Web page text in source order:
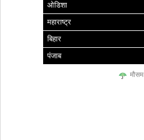
ओडिशा
महाराष्ट्र
बिहार
पंजाब
मौसम